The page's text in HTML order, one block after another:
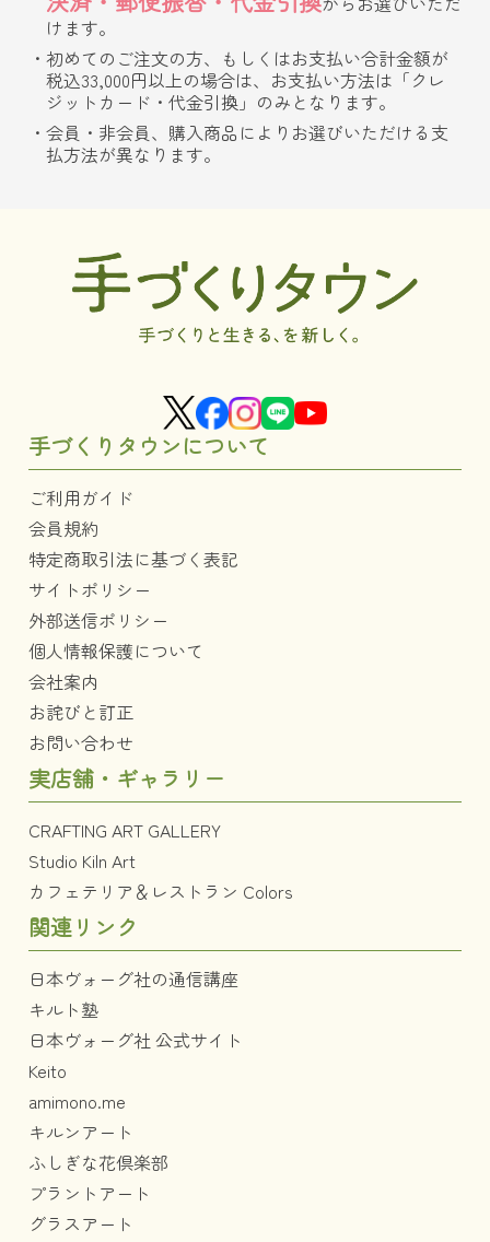
けます。
初めてのご注文の方、もしくはお支払い合計金額が
税込33,000円以上の場合は、お支払い方法は「クレ
ジットカード・代金引換」のみとなります。
会員・非会員、購入商品によりお選びいただける支
払方法が異なります。
手づくりタウンについて
ご利用ガイド
会員規約
特定商取引法に基づく表記
サイトポリシー
外部送信ポリシー
個人情報保護について
会社案内
お詫びと訂正
お問い合わせ
実店舗・ギャラリー
CRAFTING ART GALLERY
Studio Kiln Art
カフェテリア＆レストラン Colors
関連リンク
日本ヴォーグ社の通信講座
キルト塾
日本ヴォーグ社 公式サイト
Keito
amimono.me
キルンアート
ふしぎな花倶楽部
プラントアート
グラスアート